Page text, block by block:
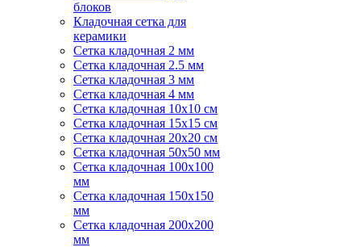
блоков
Кладочная сетка для
керамики
Сетка кладочная 2 мм
Сетка кладочная 2.5 мм
Сетка кладочная 3 мм
Сетка кладочная 4 мм
Сетка кладочная 10x10 см
Сетка кладочная 15x15 см
Сетка кладочная 20x20 см
Сетка кладочная 50x50 мм
Сетка кладочная 100x100
мм
Сетка кладочная 150x150
мм
Сетка кладочная 200x200
мм